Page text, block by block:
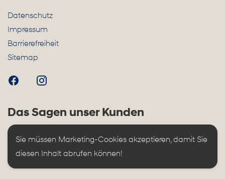
Datenschutz
Impressum
Barrierefreiheit
Sitemap
Das Sagen unser Kunden
Sie müssen Marketing-Cookies akzeptieren, damit Sie
diesen Inhalt abrufen können!